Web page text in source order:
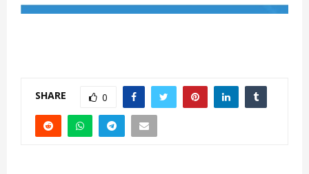
SHARE 0